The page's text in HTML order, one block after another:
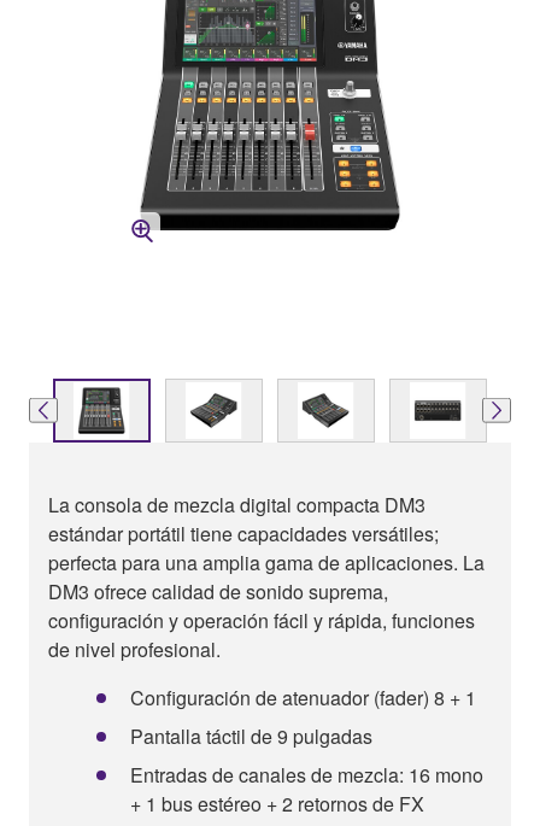
La consola de mezcla digital compacta DM3
estándar portátil tiene capacidades versátiles;
perfecta para una amplia gama de aplicaciones. La
DM3 ofrece calidad de sonido suprema,
configuración y operación fácil y rápida, funciones
de nivel profesional.
Configuración de atenuador (fader) 8 + 1
Pantalla táctil de 9 pulgadas
Entradas de canales de mezcla: 16 mono
+ 1 bus estéreo + 2 retornos de FX